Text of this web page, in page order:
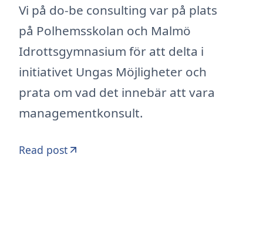
Vi på do-be consulting var på plats
på Polhemsskolan och Malmö
Idrottsgymnasium för att delta i
initiativet Ungas Möjligheter och
prata om vad det innebär att vara
managementkonsult.
Read post